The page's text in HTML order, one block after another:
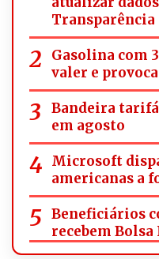
Transparência
Gasolina com
valer e
Bandeira
em agosto
Microsoft
americanas a
Beneficiários
recebem